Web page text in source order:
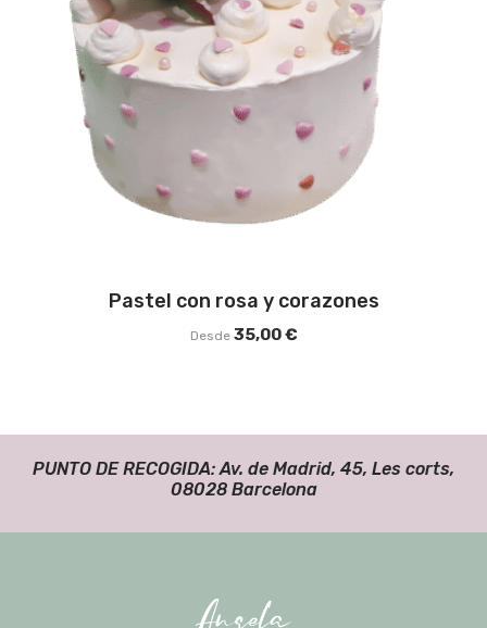
Pastel con rosa y corazones
Desde 35,00€
PUNTO DE RECOGIDA: Av. de Madrid, 45, Les corts,
08028 Barcelona